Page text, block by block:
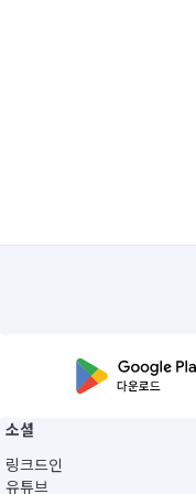
소셜
링크드인
유튜브